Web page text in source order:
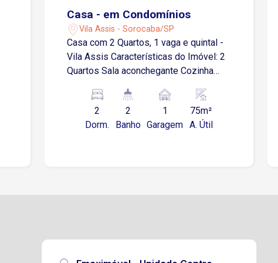
Casa - em Condomínios
Vila Assis - Sorocaba/SP
Casa com 2 Quartos, 1 vaga e quintal -
Vila Assis Características do Imóvel: 2
Quartos Sala aconchegante Cozinha
Área de serviço Quintal espaçoso
Garagem coberta para 1 carro
Localização: Localizado na Avenida
2
Dorm.
2
Banho
1
Garagem
75m²
A. Útil